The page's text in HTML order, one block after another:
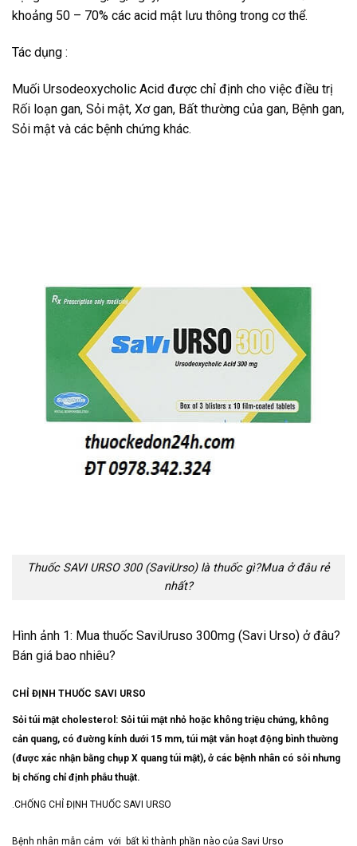
khoảng 50 – 70% các acid mật lưu thông trong cơ thể.
Tác dụng :
Muối Ursodeoxycholic Acid được chỉ định cho việc điều trị
Rối loạn gan, Sỏi mật, Xơ gan, Bất thường của gan, Bệnh gan,
Sỏi mật và các bệnh chứng khác.
Thuốc SAVI URSO 300 (SaviUrso) là thuốc gì?Mua ở đâu rẻ
nhất?
Hình ảnh 1: Mua thuốc SaviUruso 300mg (Savi Urso) ở đâu?
Bán giá bao nhiêu?
CHỈ ĐỊNH THUỐC SAVI URSO
Sỏi túi mật cholesterol: Sỏi túi mật nhỏ hoặc không triệu chứng, không
cản quang, có đường kính dưới 15 mm, túi mật vẫn hoạt động bình thường
(được xác nhận bằng chụp X quang túi mật), ở các bệnh nhân có sỏi nhưng
bị chống chỉ định phẫu thuật.
.CHỐNG CHỈ ĐỊNH THUỐC SAVI URSO
Bệnh nhân mẫn cảm với bất kì thành phần nào của Savi Urso